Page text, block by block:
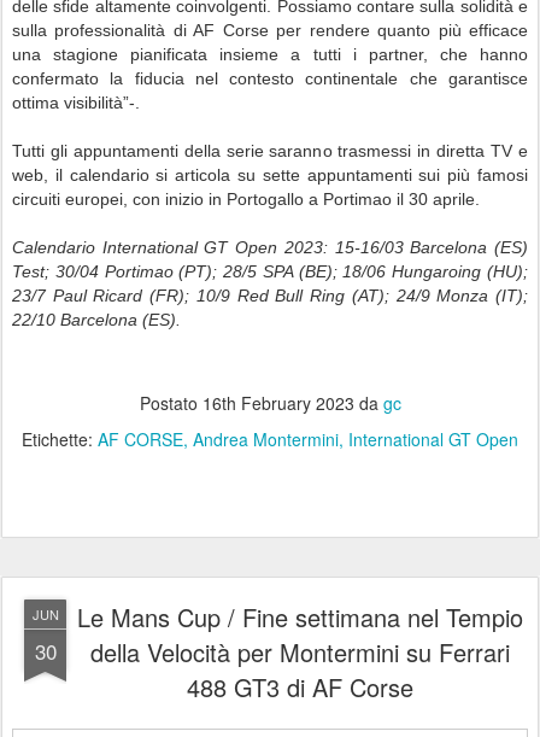
delle sfide altamente coinvolgenti. Possiamo contare sulla solidità e
sulla professionalità di AF Corse per rendere quanto più efficace
una stagione pianificata insieme a tutti i partner, che hanno
confermato la fiducia nel contesto continentale che garantisce
ottima visibilità”-.
Tutti gli appuntamenti della serie saranno trasmessi in diretta TV e
web, il calendario si articola su sette appuntamenti sui più famosi
circuiti europei, con inizio in Portogallo a Portimao il 30 aprile.
Calendario International GT Open 2023: 15-16/03 Barcelona (ES)
Test; 30/04 Portimao (PT); 28/5 SPA (BE); 18/06 Hungaroing (HU);
23/7 Paul Ricard (FR); 10/9 Red Bull Ring (AT); 24/9 Monza (IT);
22/10 Barcelona (ES).
Postato 16th February 2023 da gc
Etichette: AF CORSE Andrea Montermini International GT Open
JUN
30
Le Mans Cup / Fine settimana nel Tempio
della Velocità per Montermini su Ferrari
488 GT3 di AF Corse